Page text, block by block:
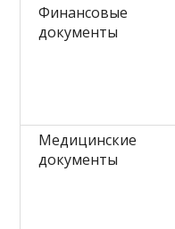
Финансовые
документы
Медицинские
документы